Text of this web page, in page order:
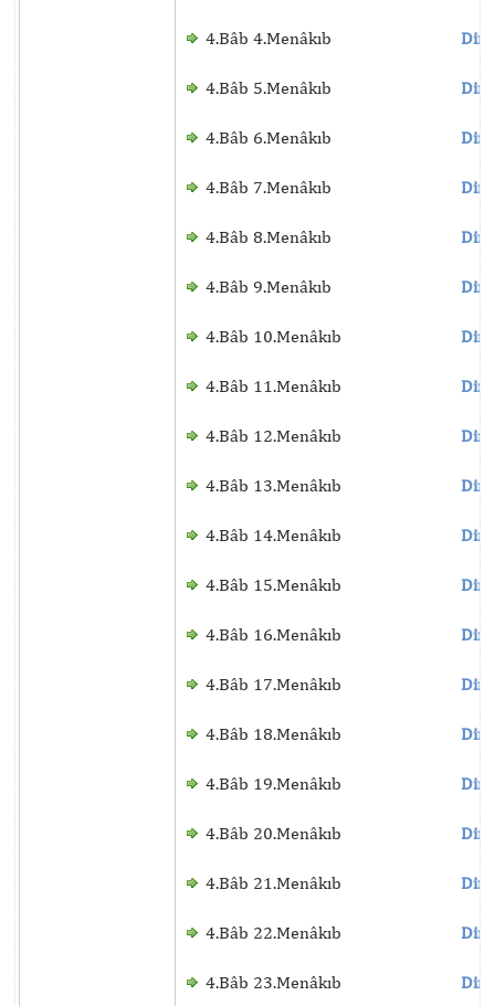
4.Bâb 4.Menâkıb
4.Bâb 5.Menâkıb
4.Bâb 6.Menâkıb
4.Bâb 7.Menâkıb
4.Bâb 8.Menâkıb
4.Bâb 9.Menâkıb
4.Bâb 10.Menâkıb
4.Bâb 11.Menâkıb
4.Bâb 12.Menâkıb
4.Bâb 13.Menâkıb
4.Bâb 14.Menâkıb
4.Bâb 15.Menâkıb
4.Bâb 16.Menâkıb
4.Bâb 17.Menâkıb
4.Bâb 18.Menâkıb
4.Bâb 19.Menâkıb
4.Bâb 20.Menâkıb
4.Bâb 21.Menâkıb
4.Bâb 22.Menâkıb
4.Bâb 23.Menâkıb